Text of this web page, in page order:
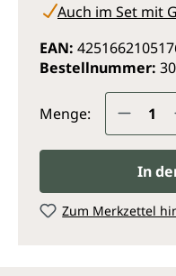
Auch im Set mit
EAN:
Bestellnummer:
Menge:
In
Zum Merkzettel